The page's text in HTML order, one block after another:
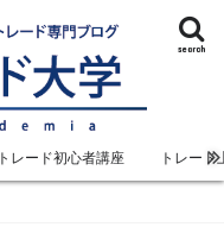
search
トレード初心者講座 トレード